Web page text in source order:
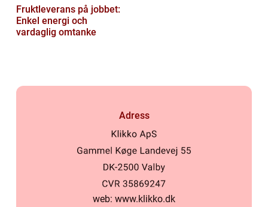
Fruktleverans på jobbet:
Enkel energi och
vardaglig omtanke
Adress
web: www.klikko.dk